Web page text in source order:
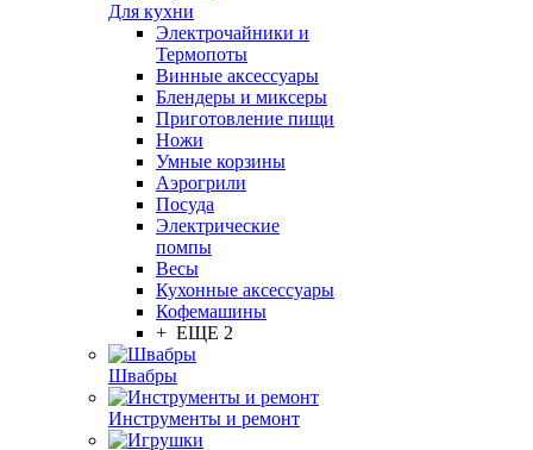
Для кухни
Электрочайники и
Термопоты
Винные аксессуары
Блендеры и миксеры
Приготовление пищи
Ножи
Умные корзины
Аэрогрили
Посуда
Электрические
помпы
Весы
Кухонные аксессуары
Кофемашины
+ ЕЩЕ 2
Швабры
Инструменты и ремонт